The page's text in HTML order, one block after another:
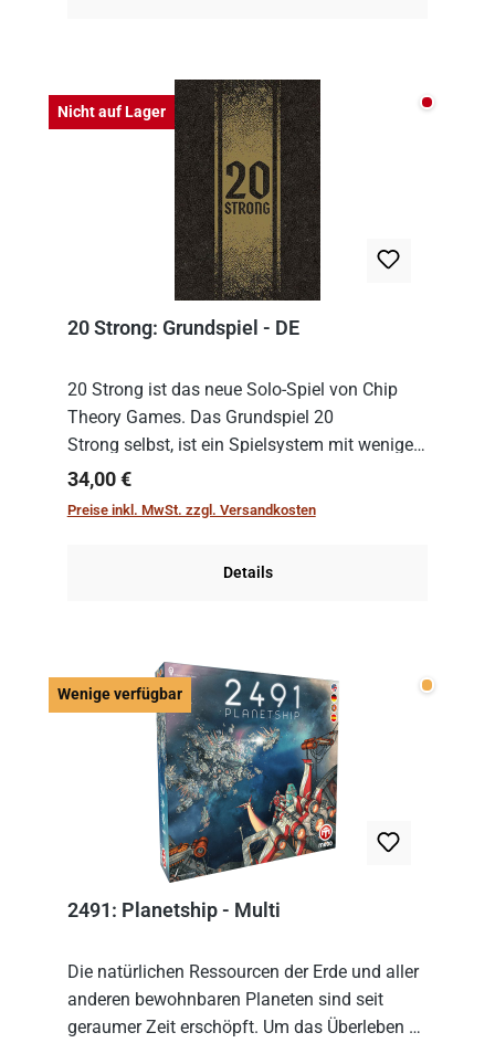
Nicht auf Lager Nicht
20 Strong: Grundspiel - DE
20 Strong ist das neue Solo-Spiel von Chip
Theory Games. Das Grundspiel 20
Strong selbst, ist ein Spielsystem mit wenigen,
einfachen Regeln. Um es zu spielen, muss es
immer mit einem Themenset ergänzt werden.
Regulärer Preis:
34,00 €
Preise inkl. MwSt. zzgl. Versandkosten
Details
Wenige verfügbar Wenige
2491: Planetship - Multi
Die natürlichen Ressourcen der Erde und aller
anderen bewohnbaren Planeten sind seit
geraumer Zeit erschöpft. Um das Überleben zu